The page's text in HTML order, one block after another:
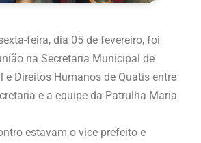
feira, dia 05 de fevereiro, foi
na Secretaria Municipal de
e Direitos Humanos de Quatis entre
e a equipe da Patrulha Maria
estavam o vice-prefeito e